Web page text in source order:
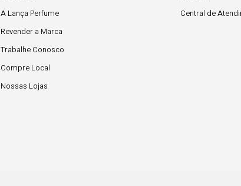
A Lança Perfume
Revender a Marca
Trabalhe Conosco
Compre Local
Nossas Lojas
Central de